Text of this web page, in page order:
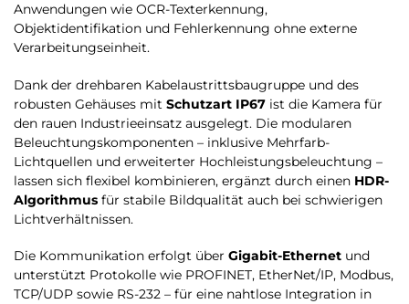
Anwendungen wie OCR-Texterkennung,
Objektidentifikation und Fehlerkennung ohne externe
Verarbeitungseinheit.
Dank der drehbaren Kabelaustrittsbaugruppe und des
robusten Gehäuses mit Schutzart IP67 ist die Kamera für
den rauen Industrieeinsatz ausgelegt. Die modularen
Beleuchtungskomponenten – inklusive Mehrfarb-
Lichtquellen und erweiterter Hochleistungsbeleuchtung –
lassen sich flexibel kombinieren, ergänzt durch einen HDR-
Algorithmus für stabile Bildqualität auch bei schwierigen
Lichtverhältnissen.
Die Kommunikation erfolgt über Gigabit-Ethernet und
unterstützt Protokolle wie PROFINET, EtherNet/IP, Modbus,
TCP/UDP sowie RS-232 – für eine nahtlose Integration in